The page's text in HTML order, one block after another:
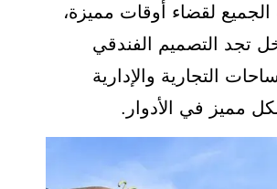
الجميع لقضاء أوقات مميزة،
تجد التصميم الفندقي
التجارية والإدارية
مميز في الأدوار.